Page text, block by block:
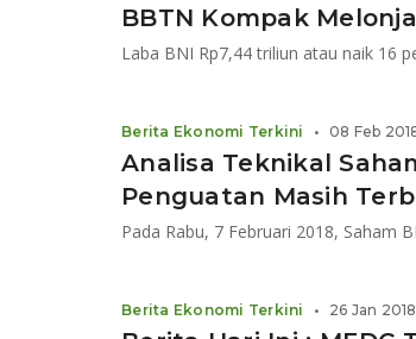
BBTN Kompak
Analisa Teknikal
Penguatan Masih
Berita Ekonomi Terkini • 08 Feb
Berita Ekonomi Terkini • 26 Jan 2018